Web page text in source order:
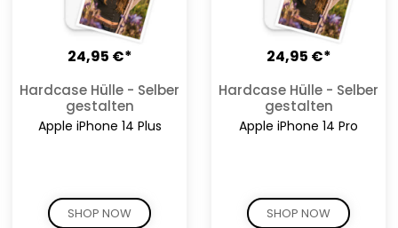
24,95 €*
Hardcase Hülle - Selber
gestalten
Apple iPhone 14 Plus
SHOP NOW
24,95 €*
Hardcase Hülle - Selber
gestalten
Apple iPhone 14 Pro
SHOP NOW